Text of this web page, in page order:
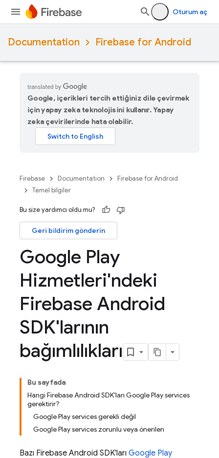
Oturum aç
Documentation Firebase for Android
Google, içerikleri tercih ettiğiniz dile çevirmek
için yapay zeka teknolojisini kullanır. Yapay
zeka çevirilerinde hata olabilir.
Firebase Documentation
Firebase for Android
Temel bilgiler
Bu size yardımcı oldu mu?
Geri bildirim gönderin
Google Play
Hizmetleri'ndeki
Firebase Android
SDK'larının
bağımlılıkları
Bu sayfada
Hangi Firebase Android SDK'ları Google Play services
gerektirir?
Google Play services gerekli değil
Google Play services zorunlu veya önerilen
Bazı Firebase Android SDK'ları Google Play